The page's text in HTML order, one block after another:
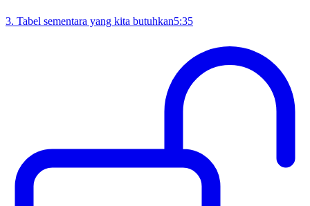
3. Tabel sementara yang kita butuhkan5:35